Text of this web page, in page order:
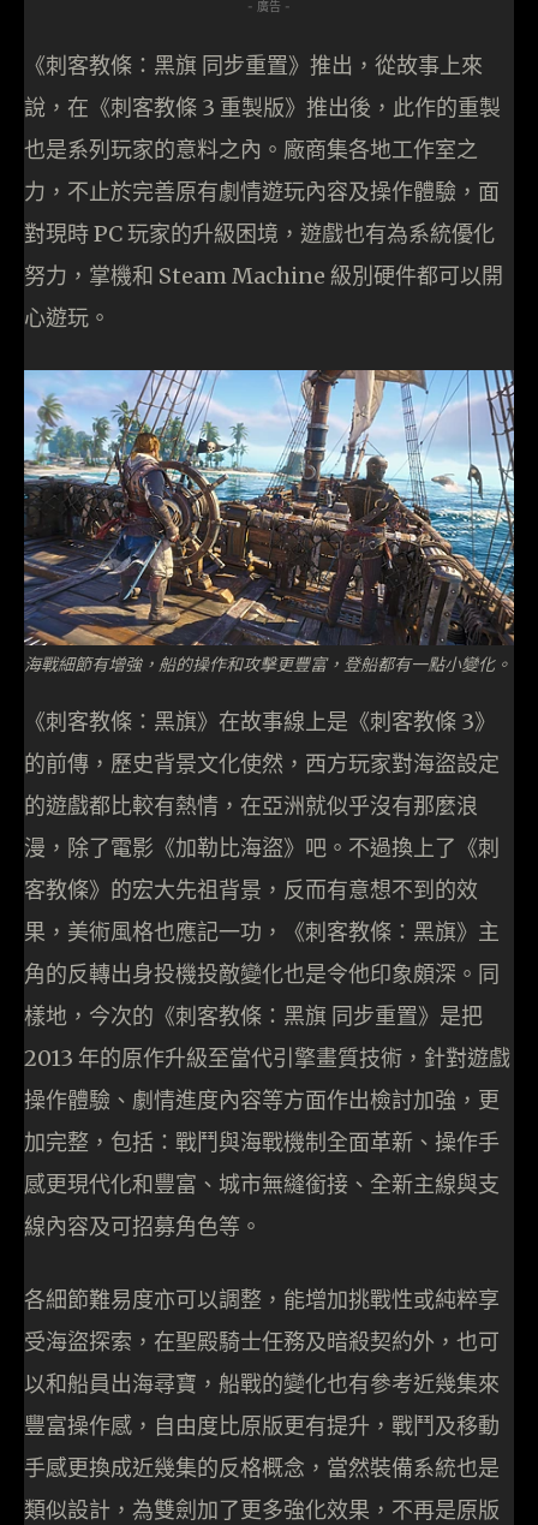
- 廣告 -
《刺客教條：黑旗 同步重置》推出，從故事上來
說，在《刺客教條 3 重製版》推出後，此作的重製
也是系列玩家的意料之內。廠商集各地工作室之
力，不止於完善原有劇情遊玩內容及操作體驗，面
對現時 PC 玩家的升級困境，遊戲也有為系統優化
努力，掌機和 Steam Machine 級別硬件都可以開
心遊玩。
海戰細節有增強，船的操作和攻擊更豐富，登船都有一點小變化。
《刺客教條：黑旗》在故事線上是《刺客教條 3》
的前傳，歷史背景文化使然，西方玩家對海盜設定
的遊戲都比較有熱情，在亞洲就似乎沒有那麼浪
漫，除了電影《加勒比海盜》吧。不過換上了《刺
客教條》的宏大先祖背景，反而有意想不到的效
果，美術風格也應記一功，《刺客教條：黑旗》主
角的反轉出身投機投敵變化也是令他印象頗深。同
樣地，今次的《刺客教條：黑旗 同步重置》是把
2013 年的原作升級至當代引擎畫質技術，針對遊戲
操作體驗、劇情進度內容等方面作出檢討加強，更
加完整，包括：戰鬥與海戰機制全面革新、操作手
感更現代化和豐富、城市無縫銜接、全新主線與支
線內容及可招募角色等。
各細節難易度亦可以調整，能增加挑戰性或純粹享
受海盜探索，在聖殿騎士任務及暗殺契約外，也可
以和船員出海尋寶，船戰的變化也有參考近幾集來
豐富操作感，自由度比原版更有提升，戰鬥及移動
手感更換成近幾集的反格概念，當然裝備系統也是
類似設計，為雙劍加了更多強化效果，不再是原版